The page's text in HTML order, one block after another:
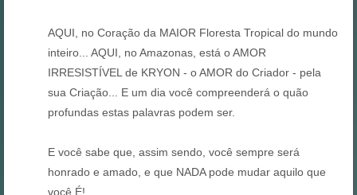
AQUI, no Coração da MAIOR Floresta Tropical do mundo
inteiro... AQUI, no Amazonas, está o AMOR
IRRESISTÍVEL de KRYON - o AMOR do Criador - pela
sua Criação... E um dia você compreenderá o quão
profundas estas palavras podem ser.
E você sabe que, assim sendo, você sempre será
honrado e amado, e que NADA pode mudar aquilo que
você É!